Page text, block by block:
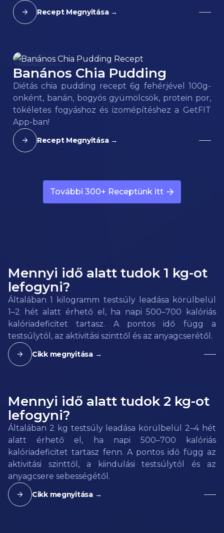
Recept Megnyitása →
80kcal
Banános Chia Pudding
Diétás chia pudding recept 6g fehérjével 100g-
onként, banán, bogyós gyümölcsök, protein por,
tökéletes fogyáshoz és izomépítéshez a GetFIT
App-ban!
Recept Megnyitása →
További 300+ Receptünk itt
Mennyi idő alatt tudok 1 kg-ot
lefogyni?
Általában 1 kilogramm testsúly leadása körülbelül
1–2 hét alatt érhető el, ha napi 500–700 kalóriás
kalóriadeficitet tartasz. A pontos idő függ a
testsúlytól, az aktivitási szinttől és az anyagcserétől.
Cikk megnyitása →
Mennyi idő alatt tudok 2 kg-ot
lefogyni?
Általában 2 kg testsúly leadása körülbelül 2–4 hét
alatt érhető el, ha napi 500–700 kalóriás
kalóriadeficitet tartasz fenn. A pontos idő függ az
aktivitási szinttől, a kiindulási testsúlytól és az
anyagcsere sebességétől.
Cikk megnyitása →